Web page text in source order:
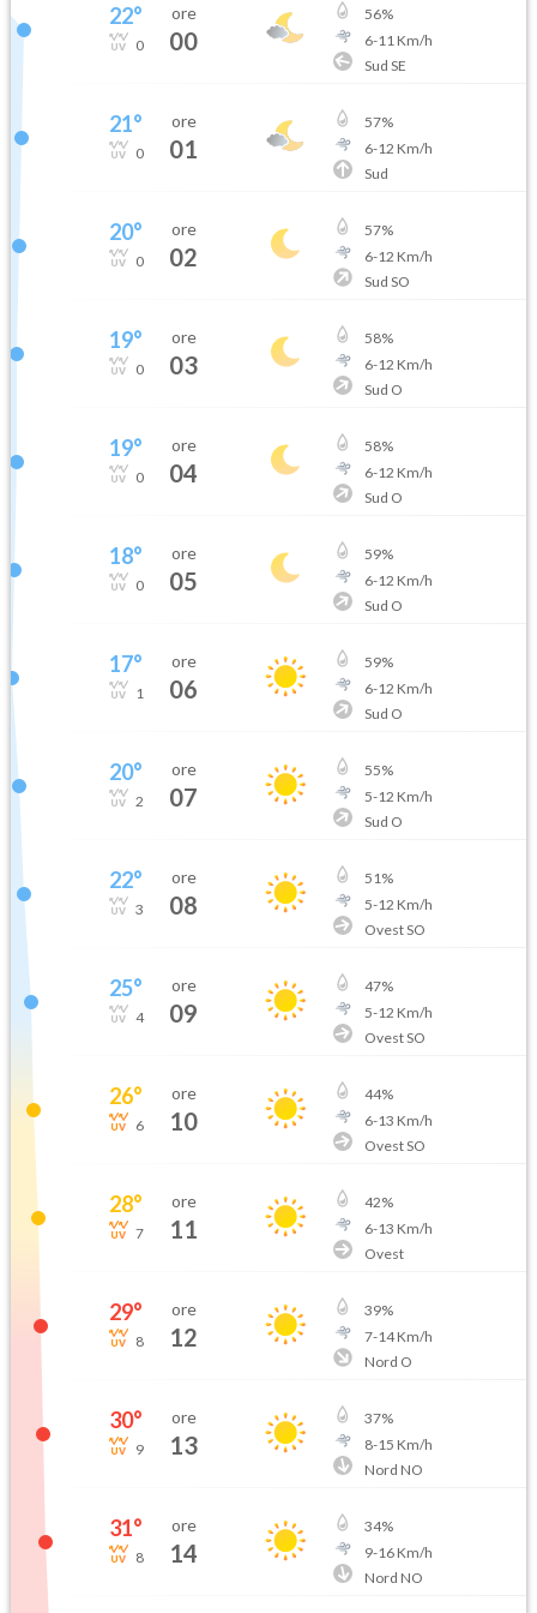
22°
0
ore
00
56%
6-11 Km/h
Sud SE
21°
0
ore
01
57%
6-12 Km/h
Sud
20°
0
ore
02
57%
6-12 Km/h
Sud SO
19°
0
ore
03
58%
6-12 Km/h
Sud O
19°
0
ore
04
58%
6-12 Km/h
Sud O
18°
0
ore
05
59%
6-12 Km/h
Sud O
17°
1
ore
06
59%
6-12 Km/h
Sud O
20°
2
ore
07
55%
5-12 Km/h
Sud O
22°
3
ore
08
51%
5-12 Km/h
Ovest SO
25°
4
ore
09
47%
5-12 Km/h
Ovest SO
26°
6
ore
10
44%
6-13 Km/h
Ovest SO
28°
7
ore
11
42%
6-13 Km/h
Ovest
29°
8
ore
12
39%
7-14Km/h
Nord O
30°
9
ore
13
37%
8-15 Km/h
Nord NO
31°
8
ore
14
34%
9-16Km/h
Nord NO